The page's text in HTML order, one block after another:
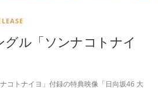
グル「ソンナコトナイ
コトナイヨ」付録の特典映像「日向坂46 大